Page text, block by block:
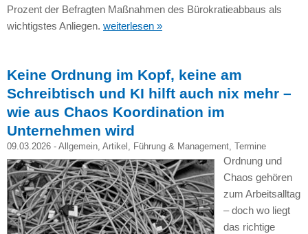
Prozent der Befragten Maßnahmen des Bürokratieabbaus als
wichtigstes Anliegen. weiterlesen »
Keine Ordnung im Kopf, keine am
Schreibtisch und KI hilft auch nix mehr –
wie aus Chaos Koordination im
Unternehmen wird
09.03.2026 - Allgemein, Artikel , Führung & Management, Termine
Ordnung und
Chaos gehören
zum Arbeitsalltag
– doch wo liegt
das richtige